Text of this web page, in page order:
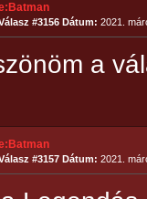
#3156 Dátum: 2021.
a
#3157 Dátum: 2021.